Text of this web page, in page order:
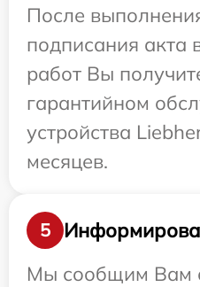
После
подписания акта
работ Вы
гарантийном
устройства
месяцев.
5
Мы сообщим Вам